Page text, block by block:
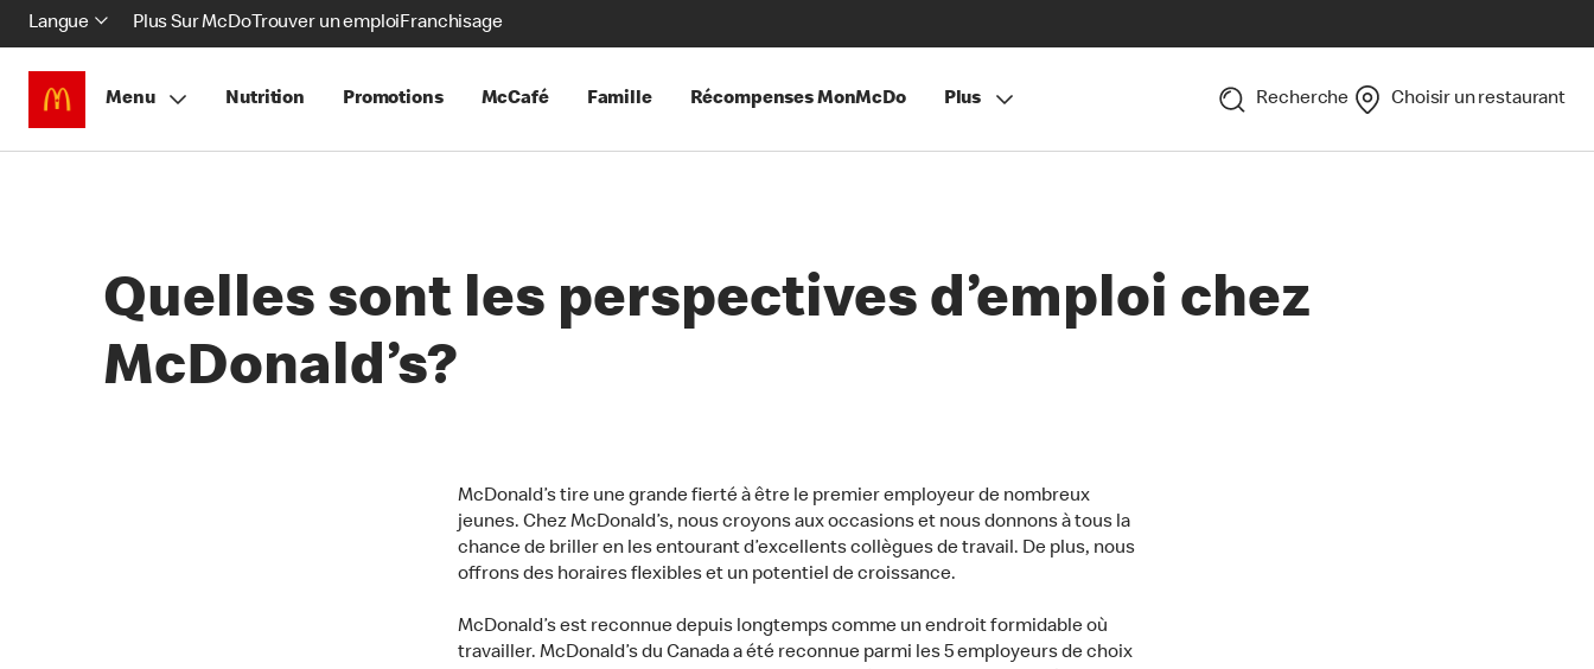
Langue Plus Sur McDoTrouver un emploiFranchisage
Menu Nutrition Promotions McCafé Famille Récompenses MonMcDo Plus Recherche Choisir un restaurant
Quelles sont les perspectives d’emploi chez
McDonald’s?
McDonald’s tire une grande fierté à être le premier employeur de nombreux
jeunes. Chez McDonald’s, nous croyons aux occasions et nous donnons à tous la
chance de briller en les entourant d’excellents collègues de travail. De plus, nous
offrons des horaires flexibles et un potentiel de croissance.
McDonald’s est reconnue depuis longtemps comme un endroit formidable où
travailler. McDonald’s du Canada a été reconnue parmi les 5 employeurs de choix